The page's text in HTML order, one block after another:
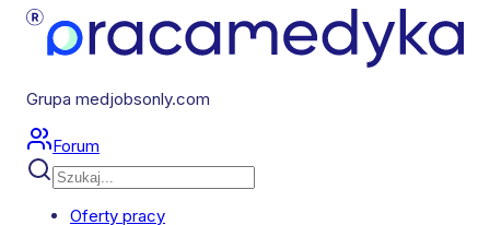
Grupa medjobsonly.com
Forum
Oferty pracy